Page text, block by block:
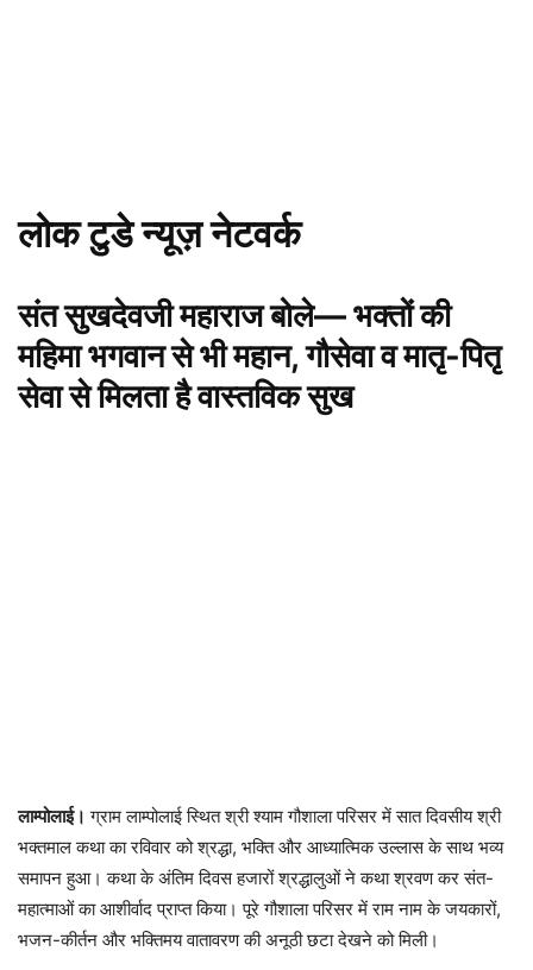
लोक टुडे न्यूज़ नेटवर्क
संत सुखदेवजी महाराज बोले— भक्तों की
महिमा भगवान से भी महान, गौसेवा व मातृ-पितृ
सेवा से मिलता है वास्तविक सुख
लाम्पोलाई। ग्राम लाम्पोलाई स्थित श्री श्याम गौशाला परिसर में सात दिवसीय श्री
भक्तमाल कथा का रविवार को श्रद्धा, भक्ति और आध्यात्मिक उल्लास के साथ भव्य
समापन हुआ। कथा के अंतिम दिवस हजारों श्रद्धालुओं ने कथा श्रवण कर संत-
महात्माओं का आशीर्वाद प्राप्त किया। पूरे गौशाला परिसर में राम नाम के जयकारों,
भजन-कीर्तन और भक्तिमय वातावरण की अनूठी छटा देखने को मिली।